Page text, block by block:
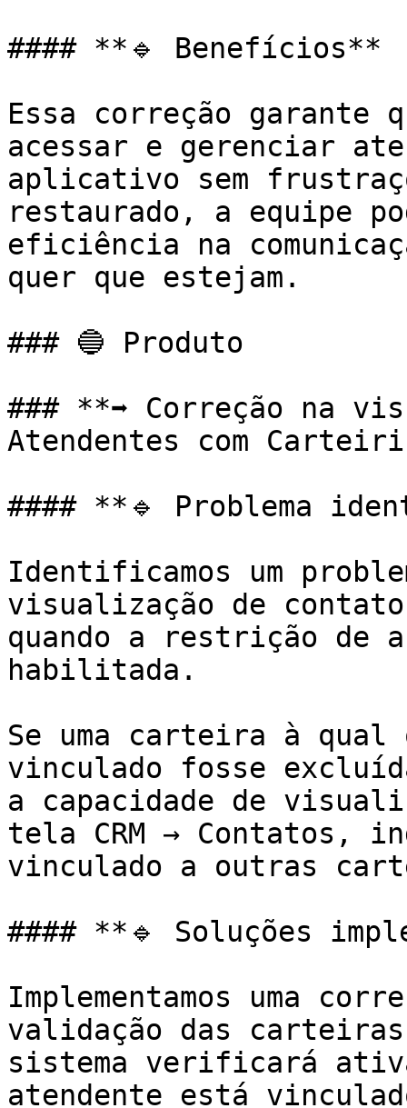
#### **🔹 Benefícios**
Essa correção garante
acessar e gerenciar
aplicativo sem
restaurado, a equipe
eficiência na
quer que estejam.
### 🔵 Produto
### **➡️ Correção na
Atendentes com
#### **🔹 Problema
Identificamos um
visualização de
quando a restrição de
habilitada.
Se uma carteira à qual
vinculado fosse
a capacidade de
tela CRM → Contatos,
vinculado a outras
#### **🔹 Soluções
Implementamos uma
validação das
sistema verificará
atendente está